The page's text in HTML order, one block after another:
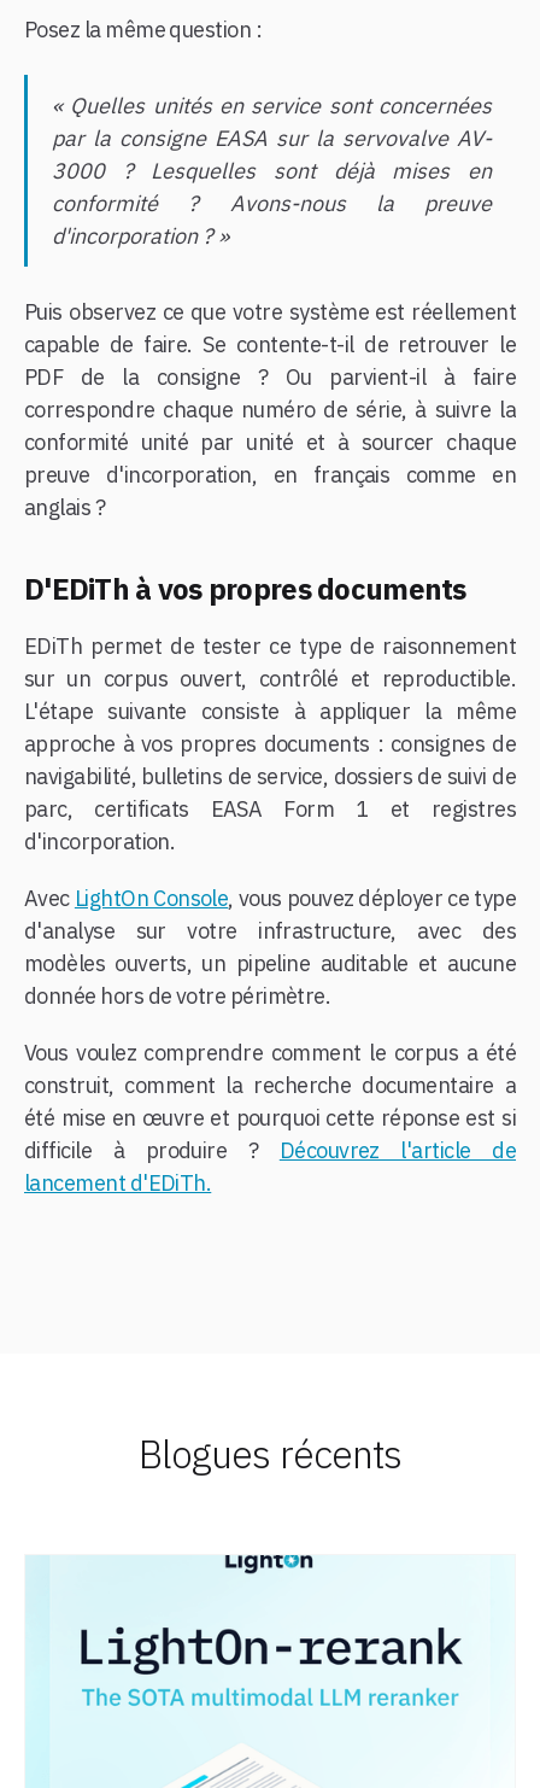
Posez la même question :
« Quelles unités en service sont concernées
par la consigne EASA sur la servovalve AV-
3000 ? Lesquelles sont déjà mises en
conformité ? Avons-nous la preuve
d'incorporation ? »
Puis observez ce que votre système est réellement
capable de faire. Se contente-t-il de retrouver le
PDF de la consigne ? Ou parvient-il à faire
correspondre chaque numéro de série, à suivre la
conformité unité par unité et à sourcer chaque
preuve d'incorporation, en français comme en
anglais ?
D'EDiTh à vos propres documents
EDiTh permet de tester ce type de raisonnement
sur un corpus ouvert, contrôlé et reproductible.
L'étape suivante consiste à appliquer la même
approche à vos propres documents : consignes de
navigabilité, bulletins de service, dossiers de suivi de
parc, certificats EASA Form 1 et registres
d'incorporation.
Avec LightOn Console, vous pouvez déployer ce type
d'analyse sur votre infrastructure, avec des
modèles ouverts, un pipeline auditable et aucune
donnée hors de votre périmètre.
Vous voulez comprendre comment le corpus a été
construit, comment la recherche documentaire a
été mise en œuvre et pourquoi cette réponse est si
difficile à produire ? Découvrez l'article de
lancement d'EDiTh.
Blogues récents